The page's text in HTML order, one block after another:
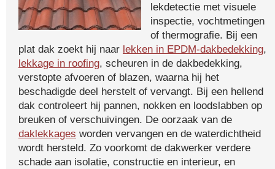
lekdetectie met visuele
inspectie, vochtmetingen
of thermografie. Bij een
plat dak zoekt hij naar lekken in EPDM-dakbedekking,
lekkage in roofing, scheuren in de dakbedekking,
verstopte afvoeren of blazen, waarna hij het
beschadigde deel herstelt of vervangt. Bij een hellend
dak controleert hij pannen, nokken en loodslabben op
breuken of verschuivingen. De oorzaak van de
daklekkages worden vervangen en de waterdichtheid
wordt hersteld. Zo voorkomt de dakwerker verdere
schade aan isolatie, constructie en interieur, en